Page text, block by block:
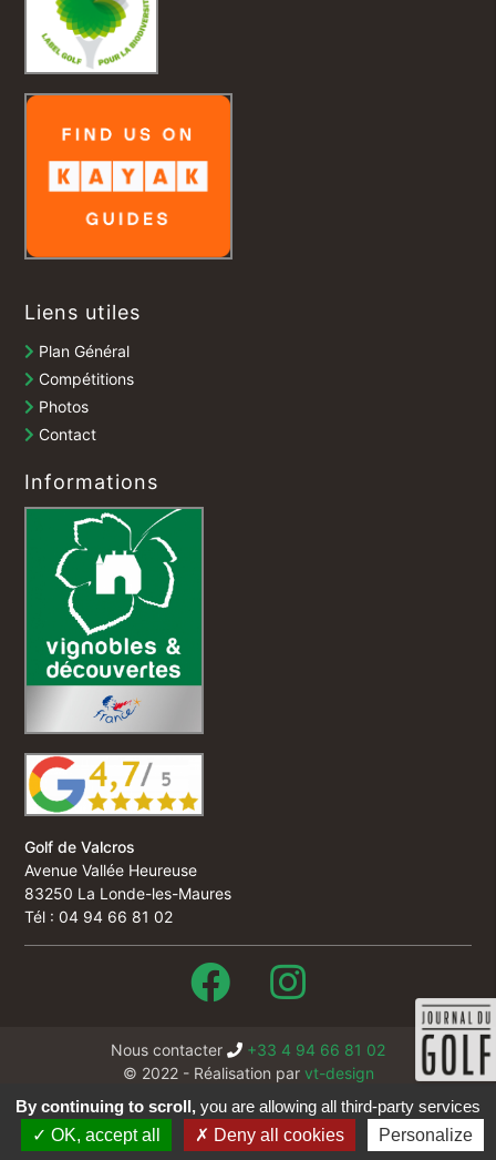
Liens utiles
Plan Général
Compétitions
Photos
Contact
Informations
Golf de Valcros
Avenue Vallée Heureuse
83250 La Londe-les-Maures
Tél : 04 94 66 81 02
Nous contacter
+33 4 94 66 81 02
© 2022 - Réalisation par vt-design
Cookies
Mentions légales & crédits
Politique de confidentialité
By continuing to scroll, you are allowing all third-party services
OK, accept all
Deny all cookies Personalize